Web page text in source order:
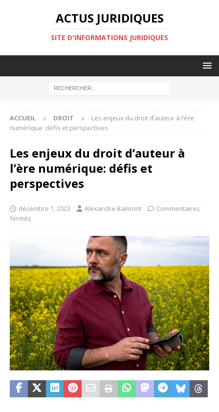
ACTUS JURIDIQUES
SITE D'INFORMATIONS JURIDIQUES
ACCUEIL DROIT
Les enjeux du droit d’auteur à l’ère
numérique: défis et perspectives
Les enjeux du droit d’auteur à
l’ère numérique: défis et
perspectives
décembre 1, 2023 Alexandre Balmont
Commentaires
fermés